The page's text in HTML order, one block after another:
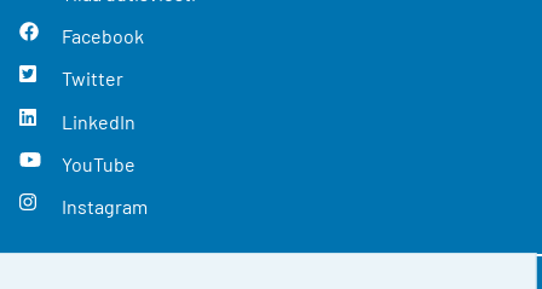
Facebook
Twitter
LinkedIn
YouTube
Instagram